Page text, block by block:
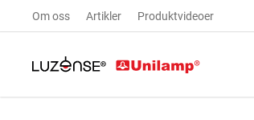
Om oss Artikler Produktvideoer